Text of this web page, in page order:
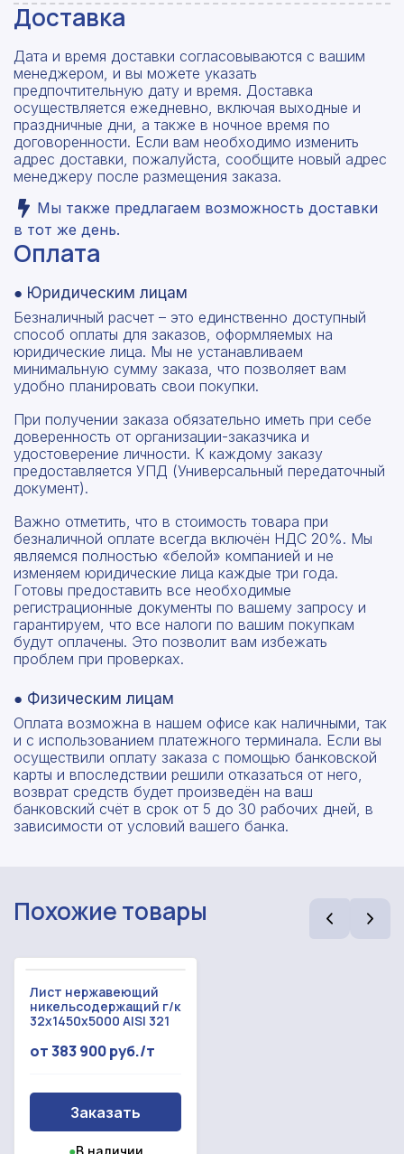
Доставка
Дата и время доставки согласовываются с вашим
менеджером, и вы можете указать
предпочтительную дату и время. Доставка
осуществляется ежедневно, включая выходные и
праздничные дни, а также в ночное время по
договоренности. Если вам необходимо изменить
адрес доставки, пожалуйста, сообщите новый адрес
менеджеру после размещения заказа.
Мы также предлагаем возможность доставки
в тот же день.
Оплата
● Юридическим лицам
Безналичный расчет – это единственно доступный
способ оплаты для заказов, оформляемых на
юридические лица. Мы не устанавливаем
минимальную сумму заказа, что позволяет вам
удобно планировать свои покупки.
При получении заказа обязательно иметь при себе
доверенность от организации-заказчика и
удостоверение личности. К каждому заказу
предоставляется УПД (Универсальный передаточный
документ).
Важно отметить, что в стоимость товара при
безналичной оплате всегда включён НДС 20%. Мы
являемся полностью «белой» компанией и не
изменяем юридические лица каждые три года.
Готовы предоставить все необходимые
регистрационные документы по вашему запросу и
гарантируем, что все налоги по вашим покупкам
будут оплачены. Это позволит вам избежать
проблем при проверках.
● Физическим лицам
Оплата возможна в нашем офисе как наличными, так
и с использованием платежного терминала. Если вы
осуществили оплату заказа с помощью банковской
карты и впоследствии решили отказаться от него,
возврат средств будет произведён на ваш
банковский счёт в срок от 5 до 30 рабочих дней, в
зависимости от условий вашего банка.
Похожие товары
Лист нержавеющий
никельсодержащий г/к
32x1450x5000 AISI 321
от 383 900 руб./т
Заказать
●В наличии
Рассчитать смету
точный расчет сметы. Мы свяжемся с вами в
кратчайшие сроки.
телефона
Мы свяжемся с вами в ближайшее время!
Предоставим бесплатную консультацию по